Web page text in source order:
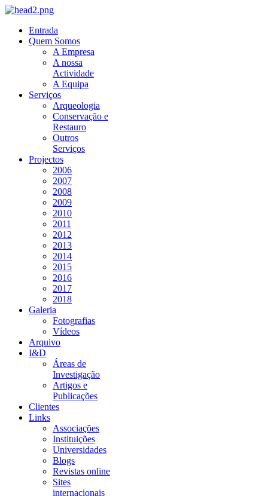
Entrada
Quem Somos
A Empresa
A nossa
Actividade
A Equipa
Serviços
Arqueologia
Conservação e
Restauro
Outros
Serviços
Projectos
2006
2007
2008
2009
2010
2011
2012
2013
2014
2015
2016
2017
2018
Galeria
Fotografias
Vídeos
Arquivo
I&D
Áreas de
Investigação
Artigos e
Publicações
Clientes
Links
Associações
Instituições
Universidades
Blogs
Revistas online
Sites
internacionais